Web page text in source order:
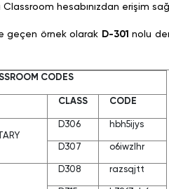
hesabınızdan erişim
geçen örnek olarak D-301nolu
CODES
CLASS CODE
D306 hbh5ijys
D307 o6iwzlhr
D308 razsqjtt